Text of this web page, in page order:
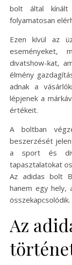
bolt által kínált
folyamatosan
Ezen kívül az
eseményeket,
divatshow-kat,
élmény
adnak a
lépjenek a
értékeit.
A boltban
beszerzését
a sport és
tapasztalatokat
Az adidas bolt
hanem egy hely,
összekapcsolódik.
Az